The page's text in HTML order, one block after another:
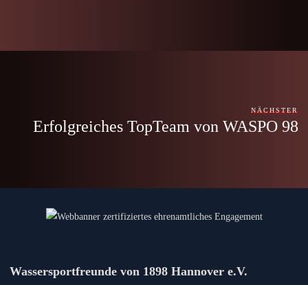
NÄCHSTER
Erfolgreiches TopTeam von WASPO 98
Wassersportfreunde von 1898 Hannover e.V.